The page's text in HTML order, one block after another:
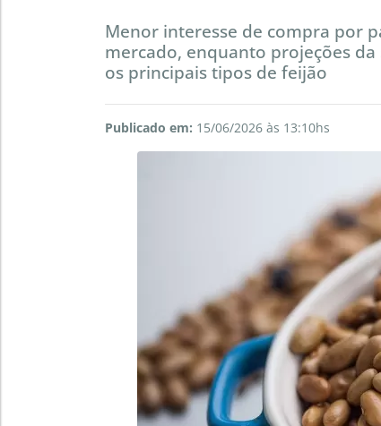
Menor interesse de compra por
mercado, enquanto projeções
os principais tipos de feijão
Publicado em: 15/06/2026 às 13:10hs